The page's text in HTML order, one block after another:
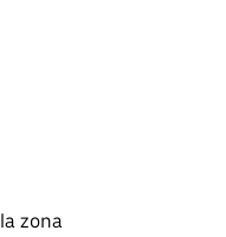
zona